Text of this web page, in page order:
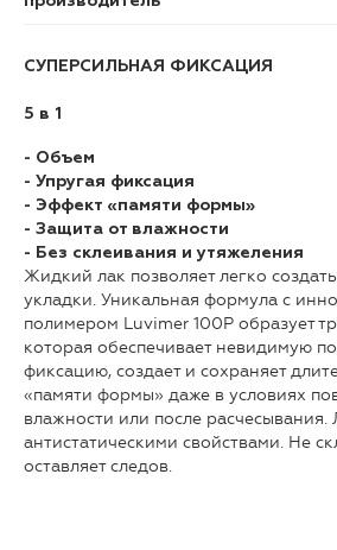
СУПЕРСИЛЬНАЯ ФИКСАЦИЯ
5 в 1
- Объем
- Упругая фиксация
- Эффект «памяти формы»
- Защита от влажности
- Без склеивания и утяжеления
Жидкий лак позволяет легко
укладки. Уникальная формула с
полимером Luvimer 100P образует
которая обеспечивает невидимую
фиксацию, создает и сохраняет
«памяти формы» даже в условиях
влажности или после расчесывания.
антистатическими свойствами. Не
оставляет следов.